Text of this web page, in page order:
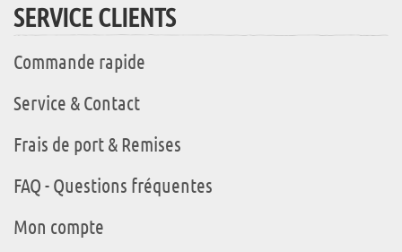
SERVICE CLIENTS
Commande rapide
Service & Contact
Frais de port & Remises
FAQ - Questions fréquentes
Mon compte